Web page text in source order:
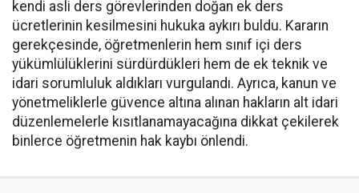
kendi asli ders görevlerinden doğan ek ders
ücretlerinin kesilmesini hukuka aykırı buldu. Kararın
gerekçesinde, öğretmenlerin hem sınıf içi ders
yükümlülüklerini sürdürdükleri hem de ek teknik ve
idari sorumluluk aldıkları vurgulandı. Ayrıca, kanun ve
yönetmeliklerle güvence altına alınan hakların alt idari
düzenlemelerle kısıtlanamayacağına dikkat çekilerek
binlerce öğretmenin hak kaybı önlendi.